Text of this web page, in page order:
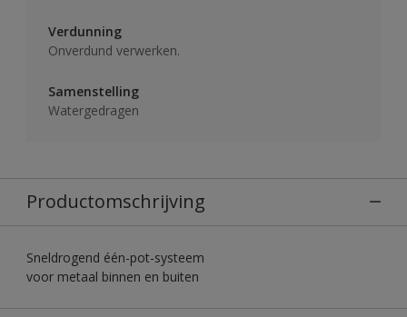
Verdunning
Onverdund verwerken.
Samenstelling
Watergedragen
Productomschrijving
Sneldrogend één-pot-systeem
voor metaal binnen en buiten